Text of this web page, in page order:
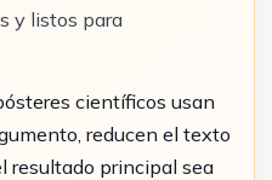
y listos para
científicos usan
reducen el texto
resultado principal sea